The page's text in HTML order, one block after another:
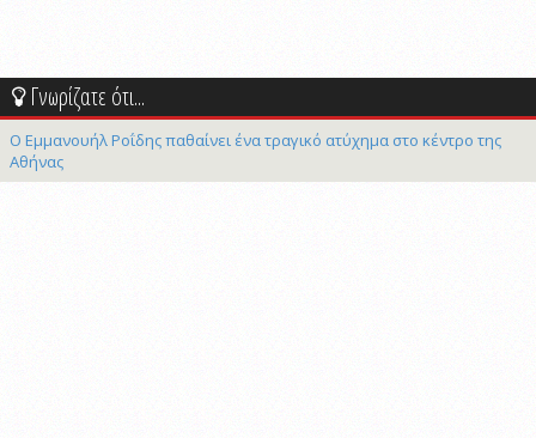
Γνωρίζατε ότι...
Ο Εμμανουήλ Ροΐδης παθαίνει ένα τραγικό ατύχημα στο κέντρο της
Αθήνας